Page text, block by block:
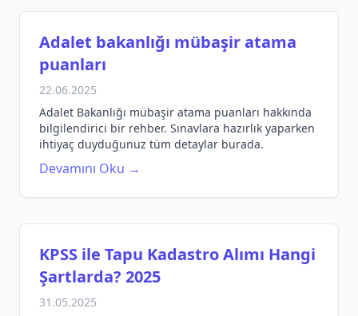
Adalet bakanlığı mübaşir atama
puanları
22.06.2025
Adalet Bakanlığı mübaşir atama puanları hakkında
bilgilendirici bir rehber. Sınavlara hazırlık yaparken
ihtiyaç duyduğunuz tüm detaylar burada.
Devamını Oku →
KPSS ile Tapu Kadastro Alımı Hangi
Şartlarda? 2025
31.05.2025